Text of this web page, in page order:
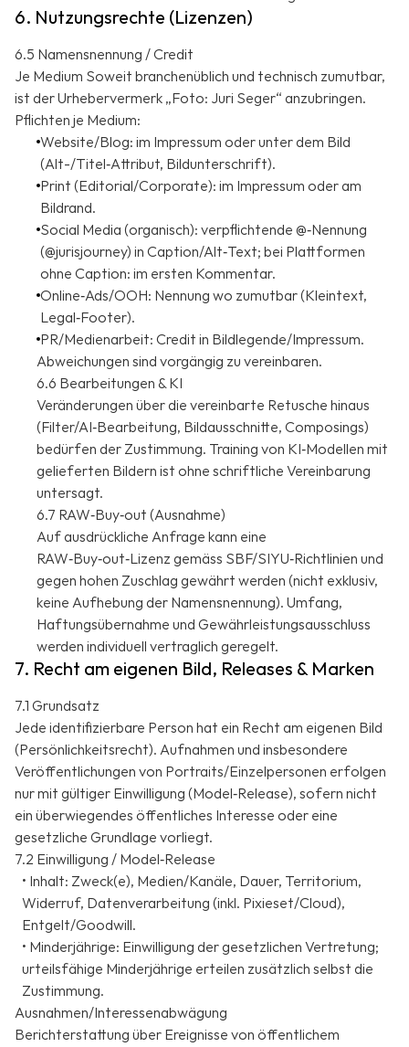
6. Nutzungsrechte (Lizenzen)
6.5 Namensnennung / Credit
Je Medium Soweit branchenüblich und technisch zumutbar,
ist der Urhebervermerk „Foto: Juri Seger“ anzubringen.
Pflichten je Medium:
Website/Blog: im Impressum oder unter dem Bild
(Alt-/Titel‑Attribut, Bildunterschrift).
Print (Editorial/Corporate): im Impressum oder am
Bildrand.
Social Media (organisch): verpflichtende @‑Nennung
(@jurisjourney) in Caption/Alt‑Text; bei Plattformen
ohne Caption: im ersten Kommentar.
Online‑Ads/OOH: Nennung wo zumutbar (Kleintext,
Legal‑Footer).
PR/Medienarbeit: Credit in Bildlegende/Impressum.
Abweichungen sind vorgängig zu vereinbaren.
6.6 Bearbeitungen & KI
Veränderungen über die vereinbarte Retusche hinaus
(Filter/AI‑Bearbeitung, Bildausschnitte, Composings)
bedürfen der Zustimmung. Training von KI‑Modellen mit
gelieferten Bildern ist ohne schriftliche Vereinbarung
untersagt.
6.7 RAW‑Buy‑out (Ausnahme)
Auf ausdrückliche Anfrage kann eine
RAW‑Buy‑out‑Lizenz gemäss SBF/SIYU‑Richtlinien und
gegen hohen Zuschlag gewährt werden (nicht exklusiv,
keine Aufhebung der Namensnennung). Umfang,
Haftungsübernahme und Gewährleistungsausschluss
werden individuell vertraglich geregelt.
7. Recht am eigenen Bild, Releases & Marken
7.1 Grundsatz
Jede identifizierbare Person hat ein Recht am eigenen Bild
(Persönlichkeitsrecht). Aufnahmen und insbesondere
Veröffentlichungen von Portraits/Einzelpersonen erfolgen
nur mit gültiger Einwilligung (Model‑Release), sofern nicht
ein überwiegendes öffentliches Interesse oder eine
gesetzliche Grundlage vorliegt.
7.2 Einwilligung / Model‑Release
• Inhalt: Zweck(e), Medien/Kanäle, Dauer, Territorium,
Widerruf, Datenverarbeitung (inkl. Pixieset/Cloud),
Entgelt/Goodwill.
• Minderjährige: Einwilligung der gesetzlichen Vertretung;
urteilsfähige Minderjährige erteilen zusätzlich selbst die
Zustimmung.
Ausnahmen/Interessenabwägung
Berichterstattung über Ereignisse von öffentlichem